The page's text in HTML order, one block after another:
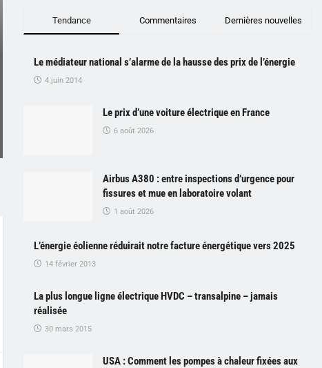
Tendance Commentaires Dernières nouvelles
Le médiateur national s’alarme de la hausse des prix de l’énergie
4 juin 2014
Le prix d’une voiture électrique en France
6 août 2026
Airbus A380 : entre inspections d’urgence pour
fissures et mue en laboratoire volant
1 août 2026
L’énergie éolienne réduirait notre facture énergétique vers 2025
14 février 2013
La plus longue ligne électrique HVDC – transalpine – jamais
réalisée
30 mars 2015
USA : Comment les pompes à chaleur fixées aux